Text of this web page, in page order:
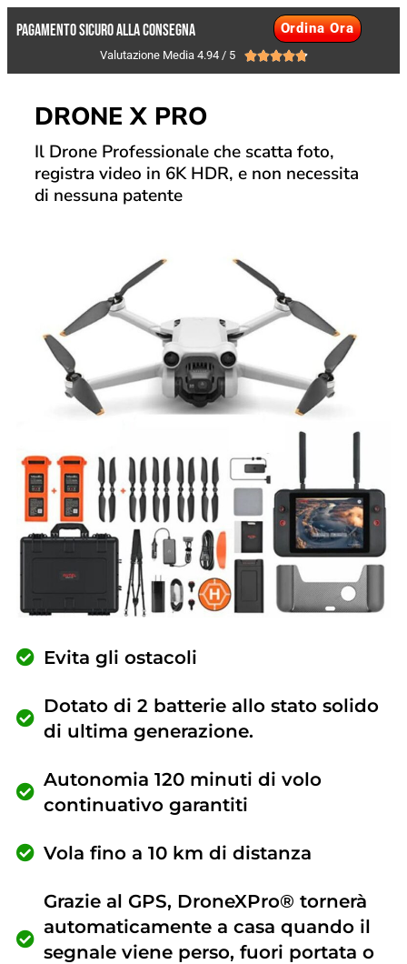
PAGAMENTO SICURO ALLA CONSEGNA Ordina Ora
Valutazione Media 4.94 / 5 
DRONE X PRO
Il Drone Professionale che scatta foto,
registra video in 6K HDR, e non necessita
di nessuna patente
Evita gli ostacoli
Dotato di 2 batterie allo stato solido
di ultima generazione.
Autonomia 120 minuti di volo
continuativo garantiti
Vola fino a 10 km di distanza
Grazie al GPS, DroneXPro® tornerà
automaticamente a casa quando il
segnale viene perso, fuori portata o